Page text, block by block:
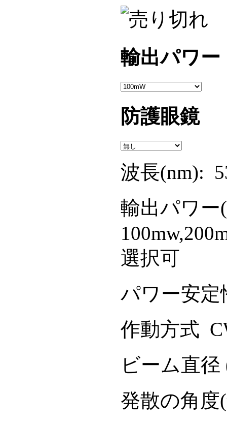
輸出パワー
防護眼鏡
波長
輸出パワー
選択可
パワー安定
作動方式
ビーム直径
発散の角度